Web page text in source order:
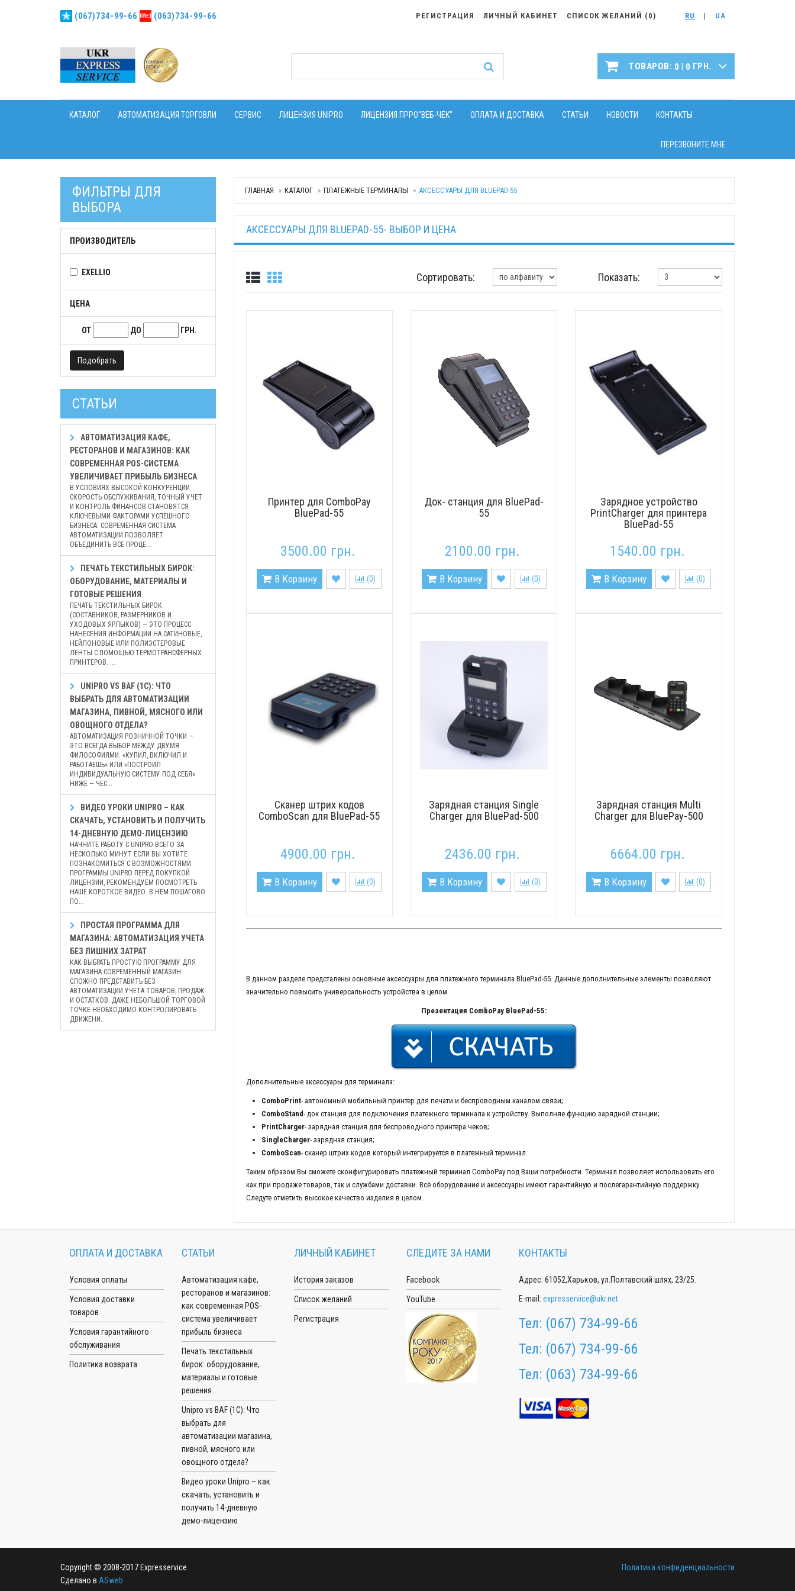
(067)734-99-66 (063)734-99-66 UA
|
RU
СПИСОК ЖЕЛАНИЙ (0)
ЛИЧНЫЙ КАБИНЕТ
РЕГИСТРАЦИЯ
ТОВАРОВ: 0 | 0 ГРН.
КАТАЛОГ АВТОМАТИЗАЦИЯ ТОРГОВЛИ СЕРВИС ЛИЦЕНЗИЯ UNIPRO ЛИЦЕНЗИЯ ПРРО"ВЕБ-ЧЕК" ОПЛАТА И ДОСТАВКА СТАТЬИ НОВОСТИ КОНТАКТЫ
ПЕРЕЗВОНИТЕ МНЕ
ГЛАВНАЯ КАТАЛОГ ПЛАТЕЖНЫЕ ТЕРМИНАЛЫ АКСЕССУАРЫ ДЛЯ BLUEPAD-55
АКСЕССУАРЫ ДЛЯ BLUEPAD-55- ВЫБОР И ЦЕНА
Сортировать: Показать:
Принтер для ComboPay
BluePad-55
3500.00 грн.
В Корзину (0)
Док- станция для BluePad-
55
2100.00 грн.
В Корзину (0)
Зарядное устройство
PrintCharger для принтера
BluePad-55
1540.00 грн.
В Корзину (0)
Сканер штрих кодов
ComboScan для BluePad-55
4900.00 грн.
В Корзину (0)
Зарядная станция Single
Charger для BluePad-500
2436.00 грн.
В Корзину (0)
Зарядная станция Multi
Charger для BluePay-500
6664.00 грн.
В Корзину (0)
В данном разделе предсталены основные аксессуары для платежного терминала BluePad-55. Данные дополнительные элементы позволяют
значительно повысить универсальность устройства в целом.
Презентация ComboPay BluePad-55:
Дополнительные аксессуары для терминала:
ComboPrint- автономный мобильный принтер для печати и беспроводным каналом связи;
ComboStand- док станция для подключения платежного терминала к устройству. Выполняе функцию зарядной станции;
PrintCharger- зарядная станция для беспроводного принтера чеков;
SingleCharger- зарядная станция;
ComboScan- сканер штрих кодов который интегрируется в платежный терминал.
Таким образом Вы сможете сконфигурировать платежный терминал ComboPay под Ваши потребности. Терминал позволяет использовать его
как при продаже товаров, так и службами доставки. Всё оборудование и аксессуары имеют гарантийную и послегарантийную поддержку.
Следуте отметить высокое качество изделия в целом.
ФИЛЬТРЫ ДЛЯ
ВЫБОРА
ПРОИЗВОДИТЕЛЬ
EXELLIO
ЦЕНА
ОТ ДО ГРН.
Подобрать
СТАТЬИ
АВТОМАТИЗАЦИЯ КАФЕ,
РЕСТОРАНОВ И МАГАЗИНОВ: КАК
СОВРЕМЕННАЯ POS-СИСТЕМА
УВЕЛИЧИВАЕТ ПРИБЫЛЬ БИЗНЕСА
В УСЛОВИЯХ ВЫСОКОЙ КОНКУРЕНЦИИ
СКОРОСТЬ ОБСЛУЖИВАНИЯ, ТОЧНЫЙ УЧЕТ
И КОНТРОЛЬ ФИНАНСОВ СТАНОВЯТСЯ
КЛЮЧЕВЫМИ ФАКТОРАМИ УСПЕШНОГО
БИЗНЕСА. СОВРЕМЕННАЯ СИСТЕМА
АВТОМАТИЗАЦИИ ПОЗВОЛЯЕТ
ОБЪЕДИНИТЬ ВСЕ ПРОЦЕ...
ПЕЧАТЬ ТЕКСТИЛЬНЫХ БИРОК:
ОБОРУДОВАНИЕ, МАТЕРИАЛЫ И
ГОТОВЫЕ РЕШЕНИЯ
ПЕЧАТЬ ТЕКСТИЛЬНЫХ БИРОК
(СОСТАВНИКОВ, РАЗМЕРНИКОВ И
УХОДОВЫХ ЯРЛЫКОВ) — ЭТО ПРОЦЕСС
НАНЕСЕНИЯ ИНФОРМАЦИИ НА САТИНОВЫЕ,
НЕЙЛОНОВЫЕ ИЛИ ПОЛИЭСТЕРОВЫЕ
ЛЕНТЫ С ПОМОЩЬЮ ТЕРМОТРАНСФЕРНЫХ
ПРИНТЕРОВ. ...
UNIPRO VS BAF (1С): ЧТО
ВЫБРАТЬ ДЛЯ АВТОМАТИЗАЦИИ
МАГАЗИНА, ПИВНОЙ, МЯСНОГО ИЛИ
ОВОЩНОГО ОТДЕЛА?
АВТОМАТИЗАЦИЯ РОЗНИЧНОЙ ТОЧКИ —
ЭТО ВСЕГДА ВЫБОР МЕЖДУ ДВУМЯ
ФИЛОСОФИЯМИ: «КУПИЛ, ВКЛЮЧИЛ И
РАБОТАЕШЬ» ИЛИ «ПОСТРОИЛ
ИНДИВИДУАЛЬНУЮ СИСТЕМУ ПОД СЕБЯ».
НИЖЕ — ЧЕС...
ВИДЕО УРОКИ UNIPRO – КАК
СКАЧАТЬ, УСТАНОВИТЬ И ПОЛУЧИТЬ
14-ДНЕВНУЮ ДЕМО-ЛИЦЕНЗИЮ
НАЧНИТЕ РАБОТУ С UNIPRO ВСЕГО ЗА
НЕСКОЛЬКО МИНУТ ЕСЛИ ВЫ ХОТИТЕ
ПОЗНАКОМИТЬСЯ С ВОЗМОЖНОСТЯМИ
ПРОГРАММЫ UNIPRO ПЕРЕД ПОКУПКОЙ
ЛИЦЕНЗИИ, РЕКОМЕНДУЕМ ПОСМОТРЕТЬ
НАШЕ КОРОТКОЕ ВИДЕО. В НЕМ ПОШАГОВО
ПО...
ПРОСТАЯ ПРОГРАММА ДЛЯ
МАГАЗИНА: АВТОМАТИЗАЦИЯ УЧЕТА
БЕЗ ЛИШНИХ ЗАТРАТ
КАК ВЫБРАТЬ ПРОСТУЮ ПРОГРАММУ ДЛЯ
МАГАЗИНА СОВРЕМЕННЫЙ МАГАЗИН
СЛОЖНО ПРЕДСТАВИТЬ БЕЗ
АВТОМАТИЗАЦИИ УЧЕТА ТОВАРОВ, ПРОДАЖ
И ОСТАТКОВ. ДАЖЕ НЕБОЛЬШОЙ ТОРГОВОЙ
ТОЧКЕ НЕОБХОДИМО КОНТРОЛИРОВАТЬ
ДВИЖЕНИ...
ОПЛАТА И ДОСТАВКА
Условия оплаты
Условия доставки
товаров
Условия гарантийного
обслуживания
Политика возврата
СТАТЬИ
Автоматизация кафе,
ресторанов и магазинов:
как современная POS-
система увеличивает
прибыль бизнеса
Печать текстильных
бирок: оборудование,
материалы и готовые
решения
Unipro vs BAF (1С): Что
выбрать для
автоматизации магазина,
пивной, мясного или
овощного отдела?
Видео уроки Unipro – как
скачать, установить и
получить 14-дневную
демо-лицензию
ЛИЧНЫЙ КАБИНЕТ
История заказов
Список желаний
Регистрация
СЛЕДИТЕ ЗА НАМИ
Facebook
YouTube
КОНТАКТЫ
Адрес: 61052,Харьков, ул.Полтавский шлях, 23/25.
E-mail: expresservice@ukr.net
Тел: (067) 734-99-66
Тел: (067) 734-99-66
Тел: (063) 734-99-66
Copyright © 2008-2017 Expresservice.
Сделано в ASweb
Политика конфиденциальности